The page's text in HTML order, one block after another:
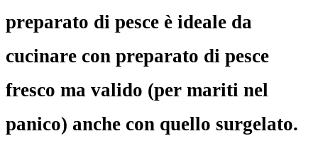
preparato di pesce è ideale da
cucinare con preparato di pesce
fresco ma valido (per mariti nel
panico) anche con quello surgelato.